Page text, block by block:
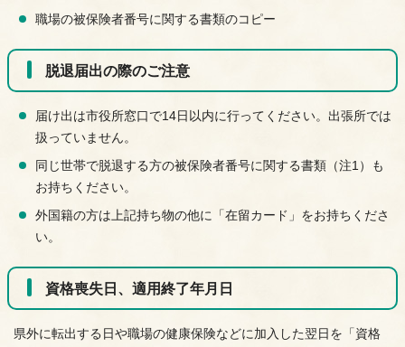
職場の被保険者番号に関する書類のコピー
脱退届出の際のご注意
届け出は市役所窓口で14日以内に行ってください。出張所では
扱っていません。
同じ世帯で脱退する方の被保険者番号に関する書類（注1）も
お持ちください。
外国籍の方は上記持ち物の他に「在留カード」をお持ちくださ
い。
資格喪失日、適用終了年月日
県外に転出する日や職場の健康保険などに加入した翌日を「資格